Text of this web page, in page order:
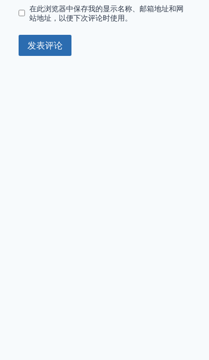
在此浏览器中保存我的显示名称、邮箱地址和网
站地址，以便下次评论时使用。